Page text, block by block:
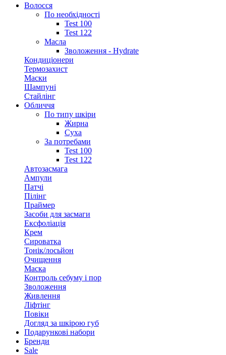
Волосся
По необхідності
Test 100
Test 122
Масла
Зволоження - Hydrate
Кондиціонери
Термозахист
Маски
Шампуні
Стайлінг
Обличчя
По типу шкіри
Жирна
Суха
За потребами
Test 100
Test 122
Автозасмага
Ампули
Патчі
Пілінг
Праймер
Засоби для засмаги
Ексфоліація
Крем
Сироватка
Тонік/лосьйон
Очищення
Маска
Контроль себуму і пор
Зволоження
Живлення
Ліфтінг
Повіки
Догляд за шкірою губ
Подарункові набори
Бренди
Sale